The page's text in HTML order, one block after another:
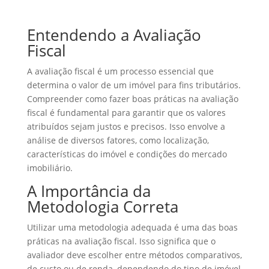
Entendendo a Avaliação
Fiscal
A avaliação fiscal é um processo essencial que
determina o valor de um imóvel para fins tributários.
Compreender como fazer boas práticas na avaliação
fiscal é fundamental para garantir que os valores
atribuídos sejam justos e precisos. Isso envolve a
análise de diversos fatores, como localização,
características do imóvel e condições do mercado
imobiliário.
A Importância da
Metodologia Correta
Utilizar uma metodologia adequada é uma das boas
práticas na avaliação fiscal. Isso significa que o
avaliador deve escolher entre métodos comparativos,